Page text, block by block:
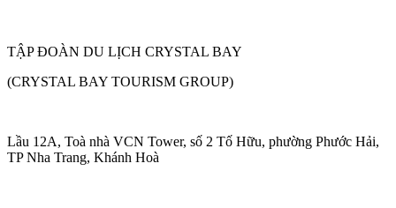
TẬP ĐOÀN DU LỊCH CRYSTAL BAY
(CRYSTAL BAY TOURISM GROUP)
Lầu 12A, Toà nhà VCN Tower, số 2 Tố Hữu, phường Phước Hải,
TP Nha Trang, Khánh Hoà